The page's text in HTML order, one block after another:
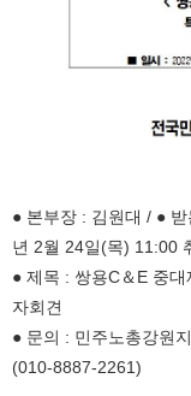
● 본부장 : 김원대 / ●
년 2월 24일(목) 11:00
● 제목 : 쌍용C＆E 중
자회견
● 문의 : 민주노총강원
(010-8887-2261)